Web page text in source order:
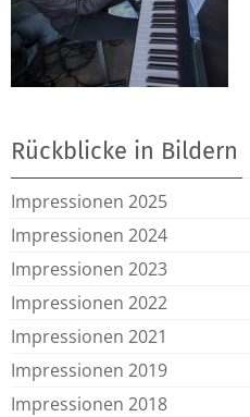
Rückblicke in Bildern
Impressionen 2025
Impressionen 2024
Impressionen 2023
Impressionen 2022
Impressionen 2021
Impressionen 2019
Impressionen 2018